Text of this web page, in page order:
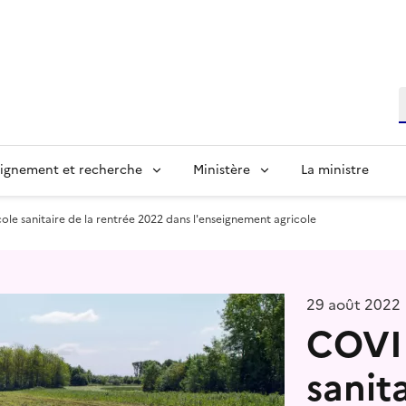
et recherche Ministère La ministre
sanitaire de la rentrée 2022 dans l'enseignement agricole
29 août 2022